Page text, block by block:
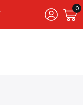
0